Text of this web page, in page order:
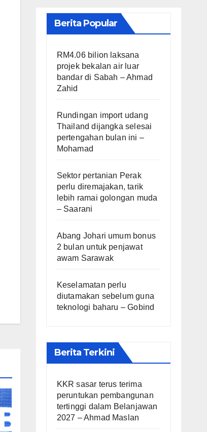
Berita Popular
RM4.06 bilion laksana
projek bekalan air luar
bandar di Sabah – Ahmad
Zahid
Rundingan import udang
Thailand dijangka selesai
pertengahan bulan ini –
Mohamad
Sektor pertanian Perak
perlu diremajakan, tarik
lebih ramai golongan muda
– Saarani
Abang Johari umum bonus
2 bulan untuk penjawat
awam Sarawak
Keselamatan perlu
diutamakan sebelum guna
teknologi baharu – Gobind
Berita Terkini
KKR sasar terus terima
peruntukan pembangunan
tertinggi dalam Belanjawan
2027 – Ahmad Maslan